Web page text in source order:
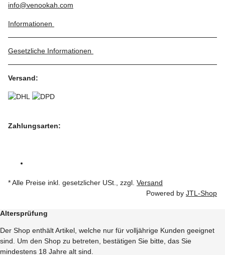
info@venookah.com
Informationen
Gesetzliche Informationen
Versand:
Zahlungsarten:
* Alle Preise inkl. gesetzlicher USt., zzgl. Versand
Powered by JTL-Shop
Altersprüfung
Der Shop enthält Artikel, welche nur für volljährige Kunden geeignet
sind. Um den Shop zu betreten, bestätigen Sie bitte, das Sie
mindestens 18 Jahre alt sind.